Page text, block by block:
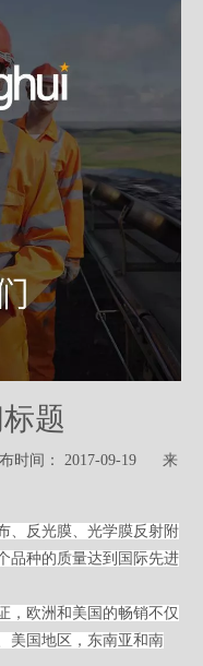
题
间： 2017-09-19 来
、反光膜、光学膜反射附
品种的质量达到国际先进
，欧洲和美国的畅销不仅
美国地区，东南亚和南